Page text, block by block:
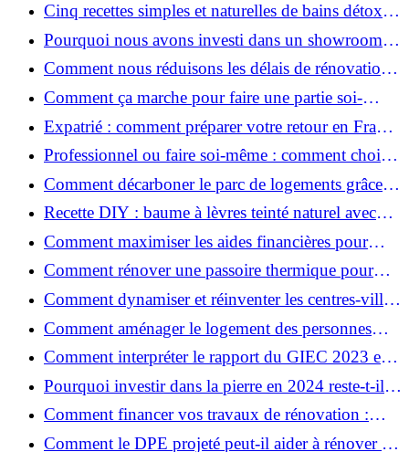
Cinq recettes simples et naturelles de bains détox
maison
Pourquoi nous avons investi dans un showroom-
atelier et ce que cela apporte aux clients
Comment nous réduisons les délais de rénovation à
3 mois au lieu de 6?
Comment ça marche pour faire une partie soi-
même et nous confier le reste ?
Expatrié : comment préparer votre retour en France
et rénover votre bien à distance ?
Professionnel ou faire soi-même : comment choisir
pour votre rénovation ?
Comment décarboner le parc de logements grâce à
la rénovation énergétique ?
Recette DIY : baume à lèvres teinté naturel avec
SPF
Comment maximiser les aides financières pour
votre rénovation ?
Comment rénover une passoire thermique pour
une maison durable ?
Comment dynamiser et réinventer les centres-villes
avec Action Cœur de Ville ?
Comment aménager le logement des personnes
âgées et obtenir des aides financières ?
Comment interpréter le rapport du GIEC 2023 et
en retenir l'essentiel ?
Pourquoi investir dans la pierre en 2024 reste-t-il
un choix sûr ?
Comment financer vos travaux de rénovation :
aides, prêts et solutions pratiques ?
Comment le DPE projeté peut-il aider à rénover et